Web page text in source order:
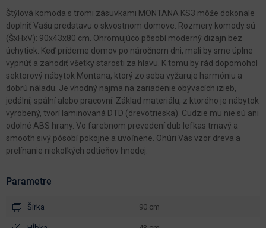
Štýlová komoda s tromi zásuvkami MONTANA KS3 môže dokonale
doplniť Vašu predstavu o skvostnom domove. Rozmery komody sú
(ŠxHxV): 90x43x80 cm. Ohromujúco pôsobí moderný dizajn bez
úchytiek. Keď prídeme domov po náročnom dni, mali by sme úplne
vypnúť a zahodiť všetky starosti za hlavu. K tomu by rád dopomohol
sektorový nábytok Montana, ktorý zo seba vyžaruje harmóniu a
dobrú náladu. Je vhodný najmä na zariadenie obývacích izieb,
jedální, spální alebo pracovní. Základ materiálu, z ktorého je nábytok
vyrobený, tvorí laminovaná DTD (drevotrieska). Cudzie mu nie sú ani
odolné ABS hrany. Vo farebnom prevedení dub lefkas tmavý a
smooth sivý pôsobí pokojne a uvoľnene. Ohúri Vás vzor dreva a
prelínanie niekoľkých odtieňov hnedej.
Parametre
Šírka 90 cm